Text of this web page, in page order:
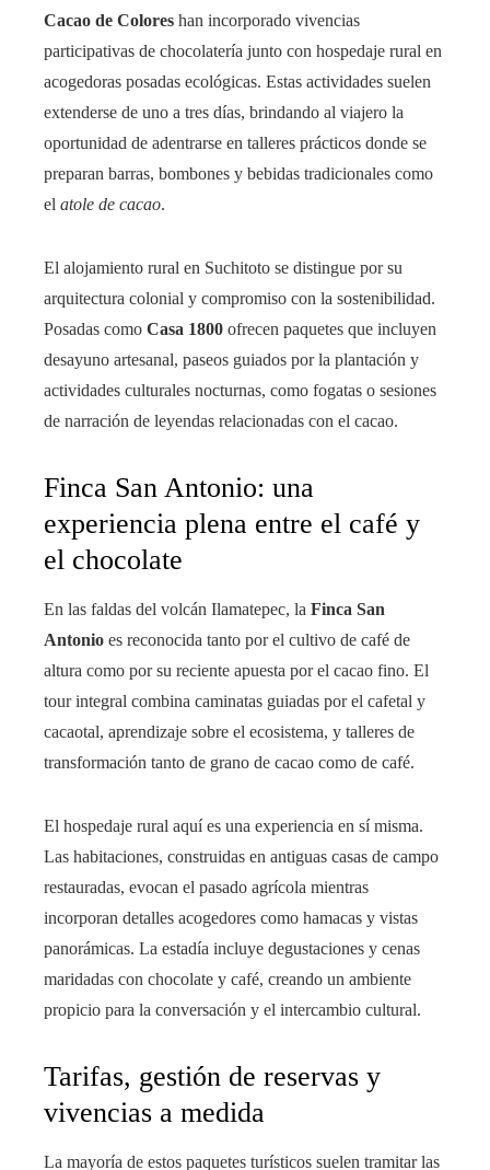
Cacao de Colores han incorporado vivencias
participativas de chocolatería junto con hospedaje rural en
acogedoras posadas ecológicas. Estas actividades suelen
extenderse de uno a tres días, brindando al viajero la
oportunidad de adentrarse en talleres prácticos donde se
preparan barras, bombones y bebidas tradicionales como
el atole de cacao.
El alojamiento rural en Suchitoto se distingue por su
arquitectura colonial y compromiso con la sostenibilidad.
Posadas como Casa 1800 ofrecen paquetes que incluyen
desayuno artesanal, paseos guiados por la plantación y
actividades culturales nocturnas, como fogatas o sesiones
de narración de leyendas relacionadas con el cacao.
Finca San Antonio: una
experiencia plena entre el café y
el chocolate
En las faldas del volcán Ilamatepec, la Finca San
Antonio es reconocida tanto por el cultivo de café de
altura como por su reciente apuesta por el cacao fino. El
tour integral combina caminatas guiadas por el cafetal y
cacaotal, aprendizaje sobre el ecosistema, y talleres de
transformación tanto de grano de cacao como de café.
El hospedaje rural aquí es una experiencia en sí misma.
Las habitaciones, construidas en antiguas casas de campo
restauradas, evocan el pasado agrícola mientras
incorporan detalles acogedores como hamacas y vistas
panorámicas. La estadía incluye degustaciones y cenas
maridadas con chocolate y café, creando un ambiente
propicio para la conversación y el intercambio cultural.
Tarifas, gestión de reservas y
vivencias a medida
La mayoría de estos paquetes turísticos suelen tramitar las